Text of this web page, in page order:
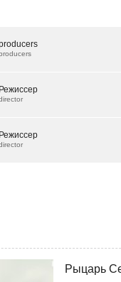
Режиссер
Режиссер
Рыцарь